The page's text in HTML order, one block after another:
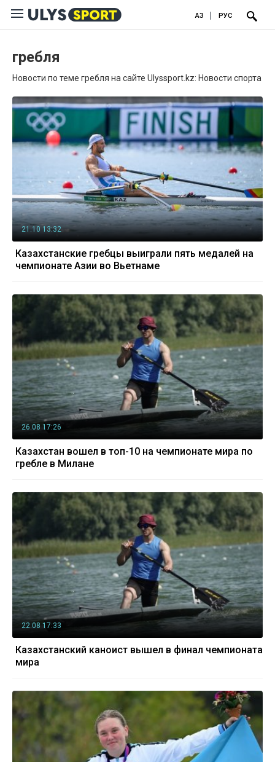
ҚАЗ РУС
гребля
Новости по теме гребля на сайте Ulyssport.kz: Новости спорта
21.10 13:32
Казахстанские гребцы выиграли пять медалей на
чемпионате Азии во Вьетнаме
26.08 17:26
Казахстан вошел в топ-10 на чемпионате мира по
гребле в Милане
22.08 17:33
Казахстанский каноист вышел в финал чемпионата
мира